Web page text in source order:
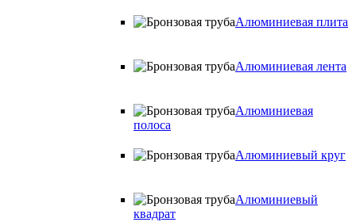
Алюминиевая плита
Алюминиевая лента
Алюминиевая
полоса
Алюминиевый круг
Алюминиевый
квадрат